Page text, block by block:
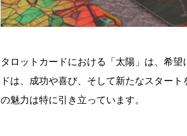
タロットカードにおける「太陽」は、希
ドは、成功や喜び、そして新たなスター
の魅力は特に引き立っています。